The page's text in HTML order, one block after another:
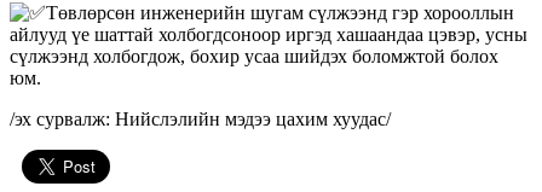
Төвлөрсөн инженерийн шугам сүлжээнд гэр хорооллын
айлууд үе шаттай холбогдсоноор иргэд хашаандаа цэвэр, усны
сүлжээнд холбогдож, бохир усаа шийдэх боломжтой болох
юм.
/эх сурвалж: Нийслэлийн мэдээ цахим хуудас/